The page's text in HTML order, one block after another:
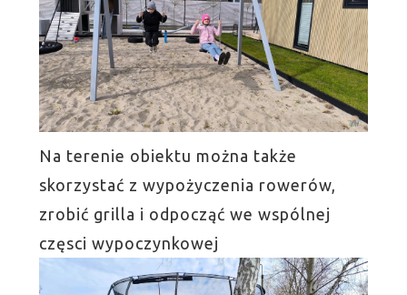
Na terenie obiektu można także
skorzystać z wypożyczenia rowerów,
zrobić grilla i odpocząć we wspólnej
częsci wypoczynkowej